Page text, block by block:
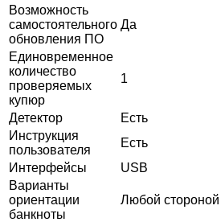
Возможность
самостоятельного
обновления ПО
Да
Единовременное
количество
проверяемых
купюр
1
Детектор
Есть
Инструкция
пользователя
Есть
Интерфейсы
USB
Варианты
ориентации
банкноты
Любой стороной